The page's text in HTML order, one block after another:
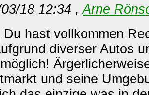
18 12:34 ,Arne
Du hast vollkommen
diverser Autos
und seine